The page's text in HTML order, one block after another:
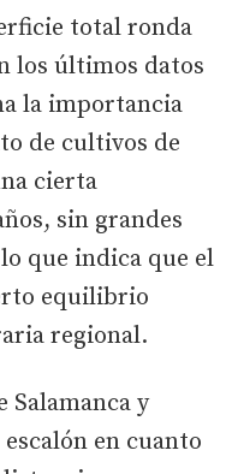
total ronda
los últimos datos
la importancia
de cultivos de
cierta
sin grandes
que indica que el
equilibrio
regional.
Salamanca y
en cuanto